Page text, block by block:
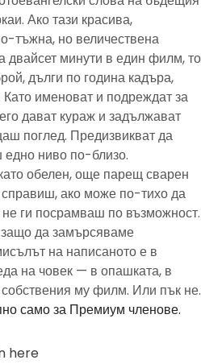
Ако тази красива,
тъжна, но величествена
двайсет минути в един филм, то
дълги по година кадъра,
Като именоват и подреждат за
дават кураж и задължават
поглед. Предизвикват да
ниво по-близо.
обелен, още парещ сварен
ако може по-тихо да
ги посрамваш по възможност.
да замърсяваме
на написаното е в
на човек — в опашката, в
му филм. Или пък не.
само за Премиум членове.
here